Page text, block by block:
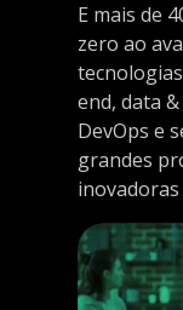
E mais de
zero ao
end, data
DevOps e
grandes